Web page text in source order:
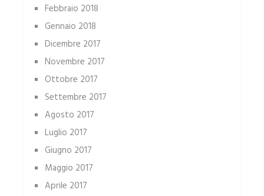
Febbraio 2018
Gennaio 2018
Dicembre 2017
Novembre 2017
Ottobre 2017
Settembre 2017
Agosto 2017
Luglio 2017
Giugno 2017
Maggio 2017
Aprile 2017